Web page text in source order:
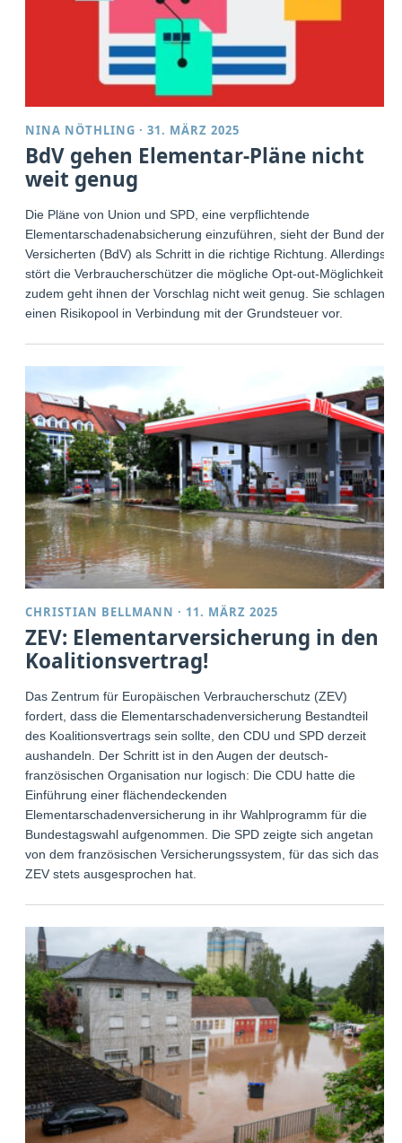
NINA NÖTHLING ·31. MÄRZ 2025
BdV gehen Elementar-Pläne nicht
weit genug
Die Pläne von Union und SPD, eine verpflichtende
Elementarschadenabsicherung einzuführen, sieht der Bund der
Versicherten (BdV) als Schritt in die richtige Richtung. Allerdings
stört die Verbraucherschützer die mögliche Opt-out-Möglichkeit,
zudem geht ihnen der Vorschlag nicht weit genug. Sie schlagen
einen Risikopool in Verbindung mit der Grundsteuer vor.
CHRISTIAN BELLMANN · 11. MÄRZ 2025
ZEV: Elementarversicherung in den
Koalitionsvertrag!
Das Zentrum für Europäischen Verbraucherschutz (ZEV)
fordert, dass die Elementarschadenversicherung Bestandteil
des Koalitionsvertrags sein sollte, den CDU und SPD derzeit
aushandeln. Der Schritt ist in den Augen der deutsch-
französischen Organisation nur logisch: Die CDU hatte die
Einführung einer flächendeckenden
Elementarschadenversicherung in ihr Wahlprogramm für die
Bundestagswahl aufgenommen. Die SPD zeigte sich angetan
von dem französischen Versicherungssystem, für das sich das
ZEV stets ausgesprochen hat.